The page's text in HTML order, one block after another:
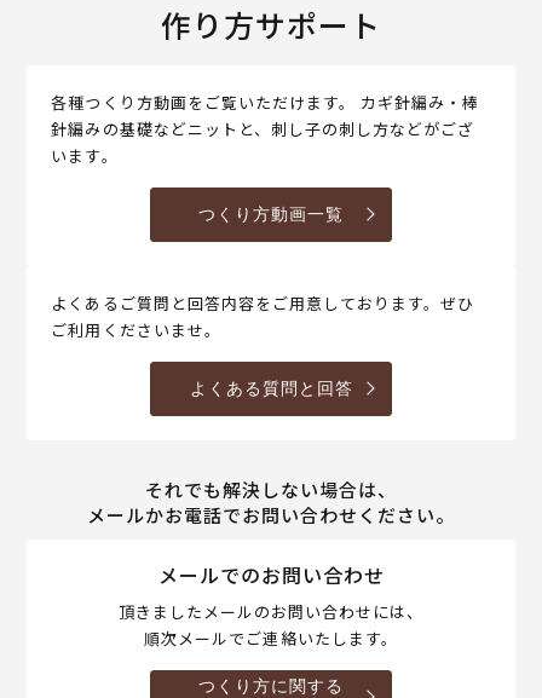
作り方サポート
各種つくり方動画をご覧いただけます。 カギ針編み・棒
針編みの基礎などニットと、刺し子の刺し方などがござ
います。
つくり方動画一覧
よくあるご質問と回答内容をご用意しております。ぜひ
ご利用くださいませ。
よくある質問と回答
それでも解決しない場合は、
メールかお電話でお問い合わせください。
メールでのお問い合わせ
頂きましたメールのお問い合わせには、
順次メールでご連絡いたします。
つくり方に関する